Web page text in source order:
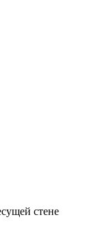
стене